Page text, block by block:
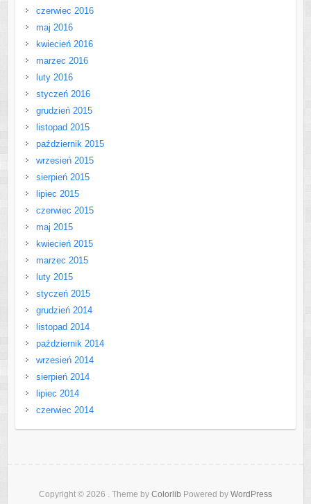
czerwiec 2016
maj 2016
kwiecień 2016
marzec 2016
luty 2016
styczeń 2016
grudzień 2015
listopad 2015
październik 2015
wrzesień 2015
sierpień 2015
lipiec 2015
czerwiec 2015
maj 2015
kwiecień 2015
marzec 2015
luty 2015
styczeń 2015
grudzień 2014
listopad 2014
październik 2014
wrzesień 2014
sierpień 2014
lipiec 2014
czerwiec 2014
Copyright © 2026 . Theme by Colorlib Powered by WordPress